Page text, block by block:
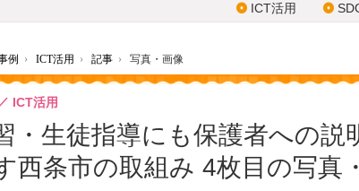
ICT活用
例 › ICT活用 › 記事 › 写真・画像
・生徒指導にも保護者への説
西条市の取組み 4枚目の写真
ICT活用